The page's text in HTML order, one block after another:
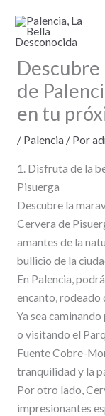
contenido
Descubre
de
en tu
/ Palencia / Por
1. Disfruta de la
Pisuerga
Descubre la
Cervera de
amantes de la
bullicio de la
En Palencia,
encanto, rodeado
Ya sea
o visitando el
Fuente Cobre-
tranquilidad y la
Por otro lado,
impresionantes